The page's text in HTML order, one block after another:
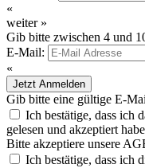
«
weiter »
Gib bitte zwischen 4 und
E-Mail:
«
Jetzt Anmelden
Gib bitte eine gültige E-
Ich bestätige, dass ich
gelesen und akzeptiert
Bitte akzeptiere unsere
Ich bestätige, dass ich